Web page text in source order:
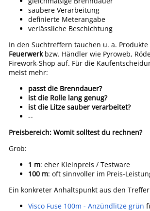
saubere Verarbeitung
definierte Meterangabe
verlässliche Beschichtung
In den Suchtreffern tauchen u. a. Produkte
Feuerwerkbzw. Händler wie Pyroweb,
Firework-Shop auf. Für die
meist mehr:
passt die Brenndauer?
ist die Rolle lang genug?
ist die Litze sauber verarbeitet?
--
Preisbereich: Womit solltest du rechnen?
Grob:
1 m: eher Kleinpreis / Testware
100 m: oft sinnvoller im Preis-
Ein konkreter Anhaltspunkt aus den
Visco Fuse 100m - Anzündlitze grün